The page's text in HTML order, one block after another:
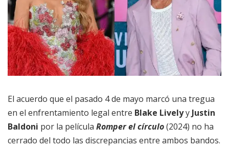
El acuerdo que el pasado 4 de mayo marcó una tregua
en el enfrentamiento legal entre Blake Livelyy Justin
Baldoni por la película Romper el círculo(2024) no ha
cerrado del todo las discrepancias entre ambos bandos.